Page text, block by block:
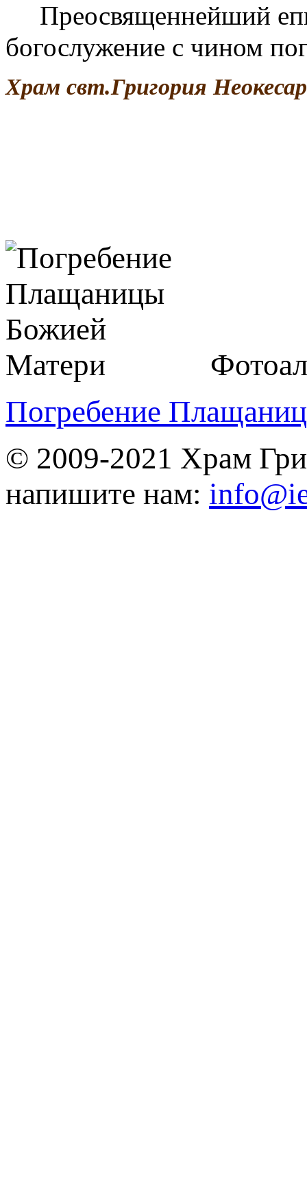
Преосвященнейший
богослужение с чином
Храм свт.Григория
Погребение
© 2009-2021 Храм
напишите нам: